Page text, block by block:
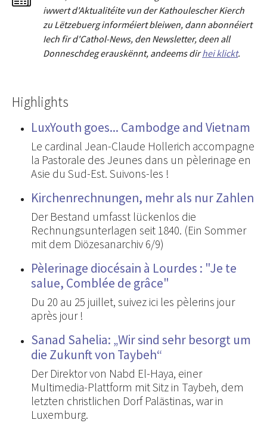
iwwert d'Aktualitéite vun der Kathoulescher Kierch
zu Lëtzebuerg informéiert bleiwen, dann abonnéiert
Iech fir d'Cathol-News, den Newsletter, deen all
Donneschdeg erauskënnt, andeems dirhei klickt.
Highlights
LuxYouth goes... Cambodge and Vietnam
Le cardinal Jean-Claude Hollerich accompagne
la Pastorale des Jeunes dans un pèlerinage en
Asie du Sud-Est. Suivons-les !
Kirchenrechnungen, mehr als nur Zahlen
Der Bestand umfasst lückenlos die
Rechnungsunterlagen seit 1840. (Ein Sommer
mit dem Diözesanarchiv 6/9)
Pèlerinage diocésain à Lourdes : "Je te
salue, Comblée de grâce"
Du 20 au 25 juillet, suivez ici les pèlerins jour
après jour !
Sanad Sahelia: „Wir sind sehr besorgt um
die Zukunft von Taybeh“
Der Direktor von Nabd El-Haya, einer
Multimedia-Plattform mit Sitz in Taybeh, dem
letzten christlichen Dorf Palästinas, war in
Luxemburg.